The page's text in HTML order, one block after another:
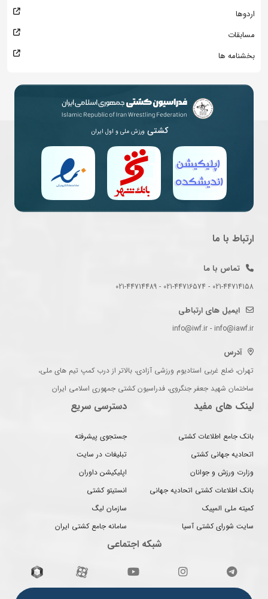
اردوها
مسابقات
بخشنامه ها
کشتی ورزش ملی و اول ایران
ارتباط با ما
تماس با ما
021-44714158 - 021-44716574 - 021-44714489
ایمیل های ارتباطی
info@iwf.ir - info@iawf.ir
آدرس
تهران، ضلع غربی استادیوم ورزشی آزادی، بالاتر از درب کمپ تیم های ملی،
ساختمان شهید جعفر جنگروی، فدراسیون کشتی جمهوری اسلامی ایران
لینک های مفید
بانک جامع اطلاعات کشتی
اتحادیه جهانی کشتی
وزارت ورزش و جوانان
بانک اطلاعات کشتی اتحادیه جهانی
کمیته ملی المپیک
سایت شورای کشتی آسیا
دسترسی سریع
جستجوی پیشرفته
تبلیغات در سایت
اپلیکیشن داوران
انستیتو کشتی
سازمان لیگ
سامانه جامع کشتی ایران
شبکه اجتماعی